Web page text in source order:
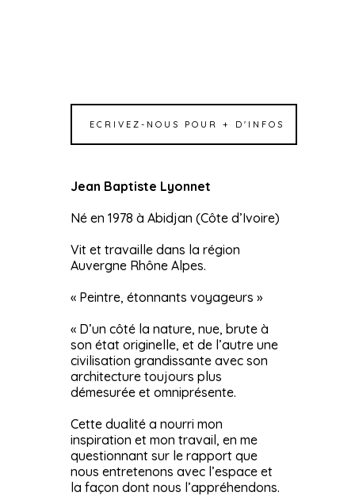
ECRIVEZ-NOUS POUR + D'INFOS
Jean Baptiste Lyonnet
Né en 1978 à Abidjan (Côte d’Ivoire)
Vit et travaille dans la région
Auvergne Rhône Alpes.
« Peintre, étonnants voyageurs »
« D’un côté la nature, nue, brute à
son état originelle, et de l’autre une
civilisation grandissante avec son
architecture toujours plus
démesurée et omniprésente.
Cette dualité a nourri mon
inspiration et mon travail, en me
questionnant sur le rapport que
nous entretenons avec l’espace et
la façon dont nous l’appréhendons.